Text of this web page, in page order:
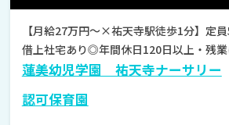
【月給27万円～×祐天寺駅徒歩1分】定
借上社宅あり◎年間休日120日以上・残
蓮美幼児学園 祐天寺ナーサリー
認可保育園